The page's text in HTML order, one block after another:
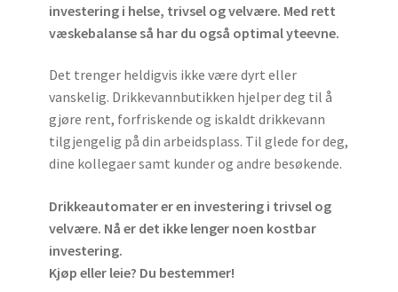
investering i helse, trivsel og velvære. Med rett
væskebalanse så har du også optimal yteevne.
Det trenger heldigvis ikke være dyrt eller
vanskelig. Drikkevannbutikken hjelper deg til å
gjøre rent, forfriskende og iskaldt drikkevann
tilgjengelig på din arbeidsplass. Til glede for deg,
dine kollegaer samt kunder og andre besøkende.
Drikkeautomater er en investering i trivsel og
velvære. Nå er det ikke lenger noen kostbar
investering.
Kjøp eller leie? Du bestemmer!